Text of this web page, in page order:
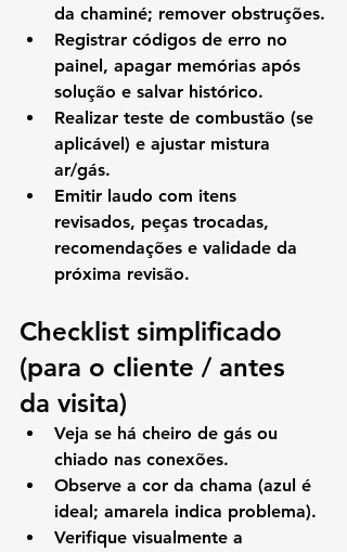
da chaminé; remover obstruções.
Registrar códigos de erro no
painel, apagar memórias após
solução e salvar histórico.
Realizar teste de combustão (se
aplicável) e ajustar mistura
ar/gás.
Emitir laudo com itens
revisados, peças trocadas,
recomendações e validade da
próxima revisão.
Checklist simplificado
(para o cliente / antes
da visita)
Veja se há cheiro de gás ou
chiado nas conexões.
Observe a cor da chama (azul é
ideal; amarela indica problema).
Verifique visualmente a